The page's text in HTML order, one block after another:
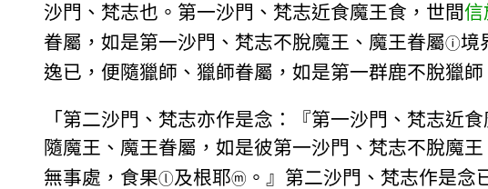
沙門、梵志也。第一沙門、梵志近食魔王食，世間信
眷屬，如是第一沙門、梵志不脫魔王、魔王眷屬ⓘ境
逸已，便隨獵師、獵師眷屬，如是第一群鹿不脫獵
「第二沙門、梵志亦作是念：『第一沙門、梵志近
隨魔王、魔王眷屬，如是彼第一沙門、梵志不脫魔
無事處，食果ⓛ及根耶ⓜ 。』第二沙門、梵志作是